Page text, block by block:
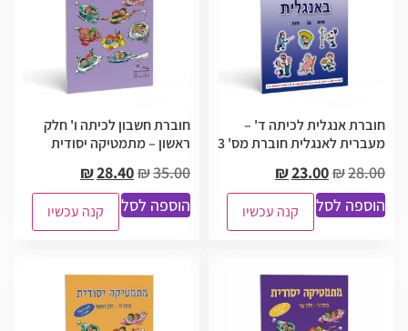
חוברת אנגלית לכיתה ד' –
מעברית לאנגלית חוברת מס' 3
₪28.00
₪23.00
הוספה לסל
קנה עכשיו
חוברת חשבון לכיתה ו' חלק
ראשון – מתמטיקה יסודית
₪35.00
₪28.40
הוספה לסל
קנה עכשיו